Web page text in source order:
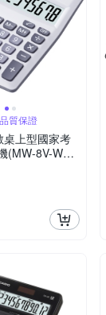
質保證
桌上型國家考
(MW-8V-WE)